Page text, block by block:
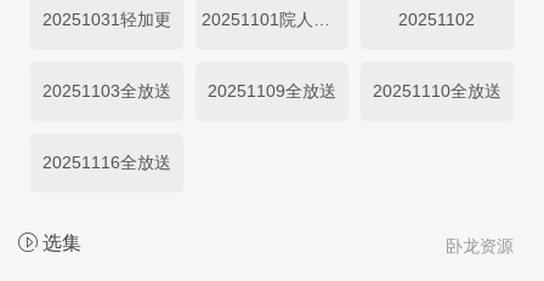
20251031轻加更 20251102
20251103全放送 20251109全放送 20251110全放送
20251116全放送
卧龙资源
选集